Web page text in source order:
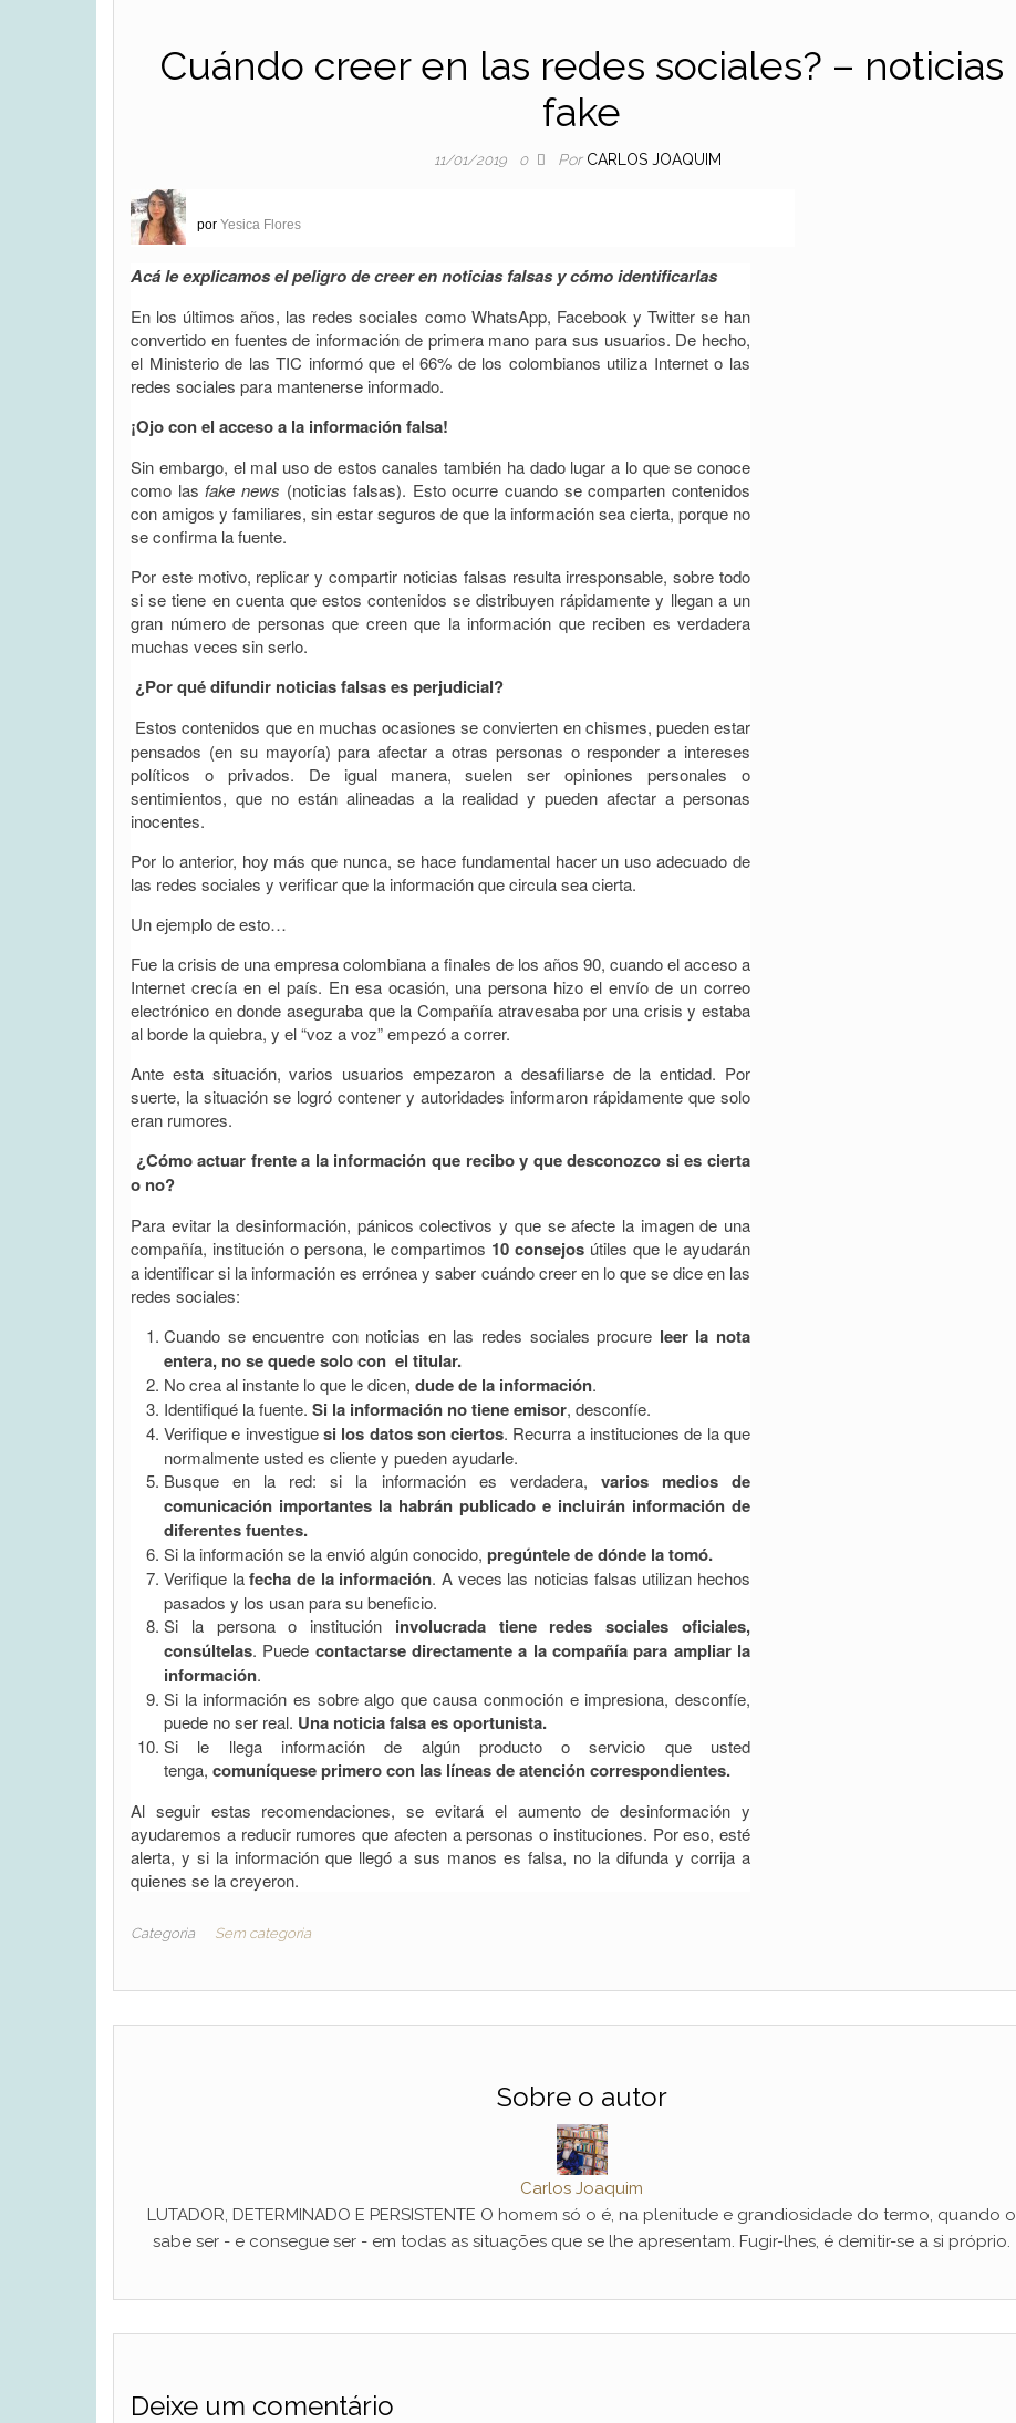
Cuándo creer en las redes sociales? – noticias
fake
11/01/2019 0 Por CARLOS JOAQUIM
por Yesica Flores
Acá le explicamos el peligro de creer en noticias falsas y cómo identificarlas
En los últimos años, las redes sociales como WhatsApp, Facebook y Twitter se han
convertido en fuentes de información de primera mano para sus usuarios. De hecho,
el Ministerio de las TIC informó que el 66% de los colombianos utiliza Internet o las
redes sociales para mantenerse informado.
¡Ojo con el acceso a la información falsa!
Sin embargo, el mal uso de estos canales también ha dado lugar a lo que se conoce
como las fake news (noticias falsas). Esto ocurre cuando se comparten contenidos
con amigos y familiares, sin estar seguros de que la información sea cierta, porque no
se confirma la fuente.
Por este motivo, replicar y compartir noticias falsas resulta irresponsable, sobre todo
si se tiene en cuenta que estos contenidos se distribuyen rápidamente y llegan a un
gran número de personas que creen que la información que reciben es verdadera
muchas veces sin serlo.
¿Por qué difundir noticias falsas es perjudicial?
Estos contenidos que en muchas ocasiones se convierten en chismes, pueden estar
pensados (en su mayoría) para afectar a otras personas o responder a intereses
políticos o privados. De igual manera, suelen ser opiniones personales o
sentimientos, que no están alineadas a la realidad y pueden afectar a personas
inocentes.
Por lo anterior, hoy más que nunca, se hace fundamental hacer un uso adecuado de
las redes sociales y verificar que la información que circula sea cierta.
Un ejemplo de esto…
Fue la crisis de una empresa colombiana a finales de los años 90, cuando el acceso a
Internet crecía en el país. En esa ocasión, una persona hizo el envío de un correo
electrónico en donde aseguraba que la Compañía atravesaba por una crisis y estaba
al borde la quiebra, y el “voz a voz” empezó a correr.
Ante esta situación, varios usuarios empezaron a desafiliarse de la entidad. Por
suerte, la situación se logró contener y autoridades informaron rápidamente que solo
eran rumores.
¿Cómo actuar frente a la información que recibo y que desconozco si es cierta
o no?
Para evitar la desinformación, pánicos colectivos y que se afecte la imagen de una
compañía, institución o persona, le compartimos 10 consejos útiles que le ayudarán
a identificar si la información es errónea y saber cuándo creer en lo que se dice en las
redes sociales:
Cuando se encuentre con noticias en las redes sociales procure leer la nota
entera, no se quede solo con el titular.
No crea al instante lo que le dicen, dude de la información.
Identifiqué la fuente. Si la información no tiene emisor, desconfíe.
Verifique e investiguesi los datos son ciertos. Recurra a instituciones de la que
normalmente usted es cliente y pueden ayudarle.
Busque en la red: si la información es verdadera, varios medios de
comunicación importantes la habrán publicado e incluirán información de
diferentes fuentes.
Si la información se la envió algún conocido, pregúntele de dónde la tomó.
Verifique lafecha de la información. A veces las noticias falsas utilizan hechos
pasados y los usan para su beneficio.
Si la persona o institución involucrada tiene redes sociales oficiales,
consúltelas. Puede contactarse directamente a la compañía para ampliar la
información.
Si la información es sobre algo que causa conmoción e impresiona, desconfíe,
puede no ser real. Una noticia falsa es oportunista.
Si le llega información de algún producto o servicio que usted
tenga, comuníquese primero con las líneas de atención correspondientes.
Al seguir estas recomendaciones, se evitará el aumento de desinformación y
ayudaremos a reducir rumores que afecten a personas o instituciones. Por eso, esté
alerta, y si la información que llegó a sus manos es falsa, no la difunda y corrija a
quienes se la creyeron.
Categoria Sem categoria
Sobre o autor
Carlos Joaquim
LUTADOR, DETERMINADO E PERSISTENTE O homem só o é, na plenitude e grandiosidade do termo, quando o
sabe ser - e consegue ser - em todas as situações que se lhe apresentam. Fugir-lhes, é demitir-se a si próprio.
Deixe um comentário